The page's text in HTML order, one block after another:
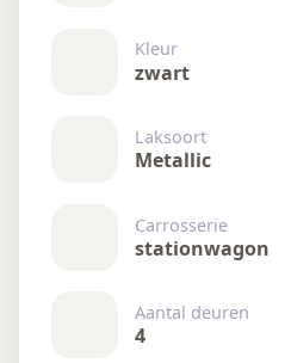
Kleur
zwart
Laksoort
Metallic
Carrosserie
stationwagon
Aantal deuren
4